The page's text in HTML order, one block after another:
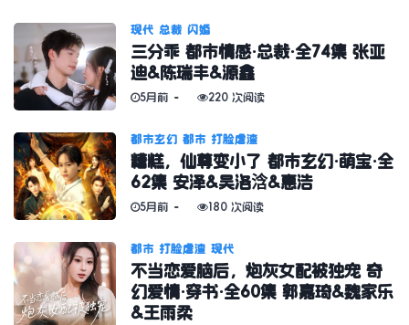
现代 总裁 闪婚
三分乖 都市情感·总裁·全74集 张亚
迪&陈瑞丰&源鑫
5月前 220 次阅读
都市玄幻 都市 打脸虐渣
糟糕，仙尊变小了 都市玄幻·萌宝·全
62集 安泽&吴洛浛&惠浩
5月前 180 次阅读
都市 打脸虐渣 现代
不当恋爱脑后，炮灰女配被独宠 奇
幻爱情·穿书·全60集 郭嘉琦&魏家乐
&王雨柔